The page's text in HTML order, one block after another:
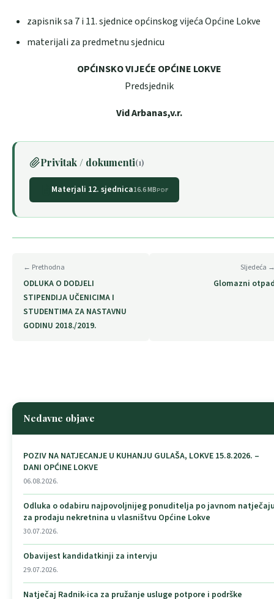
zapisnik sa 7 i 11. sjednice općinskog vijeća Općine Lokve
materijali za predmetnu sjednicu
OPĆINSKO VIJEĆE OPĆINE LOKVE
Predsjednik
Vid Arbanas,v.r.
Privitak / dokumenti(1)
Materjali 12. sjednica16.6 MBPDF
← Prethodna
ODLUKA O DODJELI
STIPENDIJA UČENICIMA I
STUDENTIMA ZA NASTAVNU
GODINU 2018./2019.
Sljedeća
Glomazni
Nedavne objave
POZIV NA NATJECANJE U KUHANJU GULAŠA, LOKVE 15.8.2026. –
DANI OPĆINE LOKVE
06.08.2026.
Odluka o odabiru najpovoljnijeg ponuditelja po javnom
za prodaju nekretnina u vlasništvu Općine Lokve
30.07.2026.
Obavijest kandidatkinji za intervju
29.07.2026.
Natječaj Radnik-ica za pružanje usluge potpore i podrške